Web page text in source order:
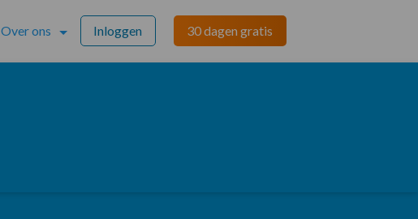
Over ons Inloggen 30 dagen gratis